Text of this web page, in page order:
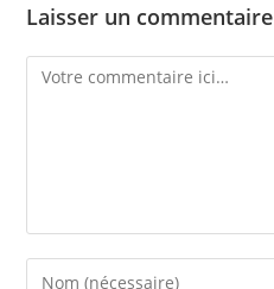
Laisser un commentaire